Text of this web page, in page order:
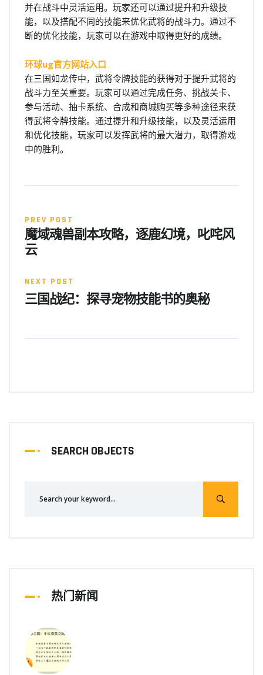
并在战斗中灵活运用。玩家还可以通过提升和升级技
能，以及搭配不同的技能来优化武将的战斗力。通过不
断的优化技能，玩家可以在游戏中取得更好的成绩。
环球ug官方网站入口
在三国如龙传中，武将令牌技能的获得对于提升武将的
战斗力至关重要。玩家可以通过完成任务、挑战关卡、
参与活动、抽卡系统、合成和商城购买等多种途径来获
得武将令牌技能。通过提升和升级技能，以及灵活运用
和优化技能，玩家可以发挥武将的最大潜力，取得游戏
中的胜利。
PREV POST
魔域魂兽副本攻略，逐鹿幻境，叱咤风
云
NEXT POST
三国战纪：探寻宠物技能书的奥秘
SEARCH OBJECTS
热门新闻